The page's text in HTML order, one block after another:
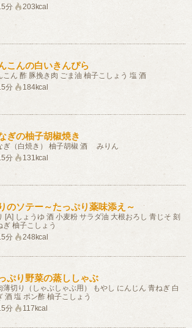
分
203kcal
こんの白いきんぴら
こん 酢 豚挽き肉 ごま油 柚子こしょう 塩 酒
分
184kcal
ぎの柚子胡椒焼き
ぎ（白焼き） 柚子胡椒 酒 みりん
分
131kcal
のソテー～たっぷり薬味添え～
[A] しょうゆ 酒 小麦粉 サラダ油 大根おろし 青じそ 刻
ぎ 柚子こしょう
分
248kcal
ぷり野菜の蒸ししゃぶ
薄切り（しゃぶしゃぶ用） もやし にんじん 青ねぎ 白
酒 塩 ポン酢 柚子こしょう
分
117kcal